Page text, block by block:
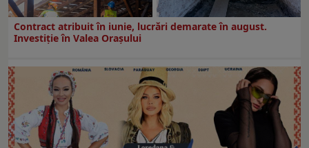
Contract atribuit în iunie, lucrări demarate în august.
Investiţie în Valea Oraşului